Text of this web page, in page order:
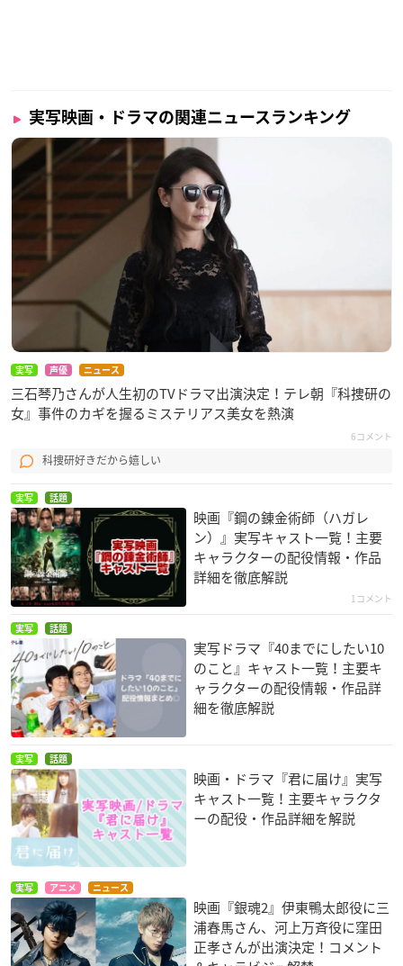
実写映画・ドラマの関連ニュースランキング
実写 声優 ニュース
三石琴乃さんが人生初のTVドラマ出演決定！テレ朝『科捜研の
女』事件のカギを握るミステリアス美女を熱演
6コメント
科捜研好きだから嬉しい
実写 話題
映画『鋼の錬金術師（ハガレ
ン）』実写キャスト一覧！主要
キャラクターの配役情報・作品
詳細を徹底解説
1コメント
実写 話題
実写ドラマ『40までにしたい10
のこと』キャスト一覧！主要キ
ャラクターの配役情報・作品詳
細を徹底解説
実写 話題
映画・ドラマ『君に届け』実写
キャスト一覧！主要キャラクタ
ーの配役・作品詳細を解説
実写 アニメ ニュース
映画『銀魂2』伊東鴨太郎役に三
浦春馬さん、河上万斉役に窪田
正孝さんが出演決定！コメント